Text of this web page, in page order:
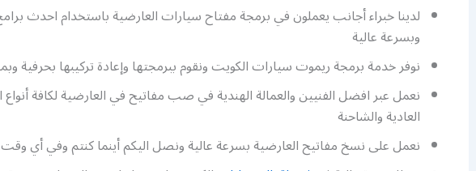
لدينا خبراء أجانب يعملون في برمجة مفتاح سيارات العارضية باستخدام احدث
وبسرعة عالية
نوفر خدمة برمجة ريموت سيارات الكويت ونقوم ببرمجتها وإعادة تركيبها بحرفية
نعمل عبر افضل الفنيين والعمالة الهندية في صب مفاتيح في العارضية لكافة
العادية والشاحنة
نعمل على نسخ مفاتيح العارضية بسرعة عالية ونصل اليكم أينما كنتم وفي أي وقت